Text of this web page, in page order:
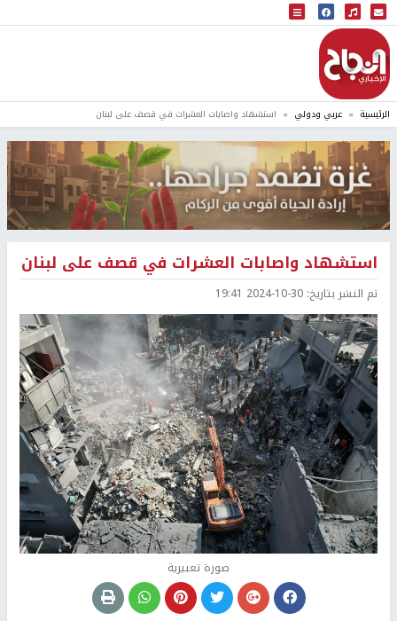
البث المباشر
إذاعة النجاح
الرئيسية عربي ودولي استشهاد واصابات العشرات في قصف على لبنان
استشهاد واصابات العشرات في قصف على لبنان
تم النشر بتاريخ: 2024-10-30 19:41
صورة تعبيرية